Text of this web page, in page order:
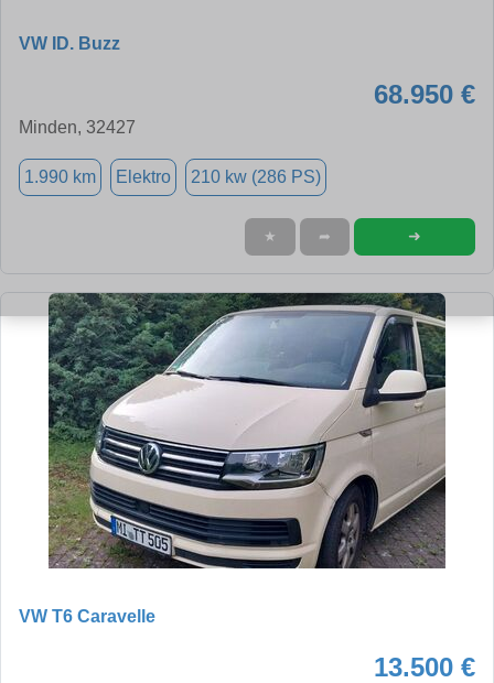
VW ID. Buzz
68.950 €
Minden, 32427
1.990 km Elektro 210 kw (286 PS)
★ ➦ ➜
VW T6 Caravelle
13.500 €